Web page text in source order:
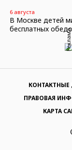
6 августа
В Москве детей
бесплатных
Реклама
ПРАВОВАЯ
КАРТА